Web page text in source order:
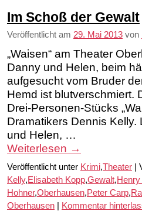
Im Schoß der Gewalt
Veröffentlicht am 29. Mai 2013 von
„Waisen“ am Theater
Danny und Helen, beim
aufgesucht vom Bruder
Hemd ist blutverschmiert.
Drei-Personen-Stücks
Dramatikers Dennis Kelly.
und Helen, …
Weiterlesen →
Veröffentlicht unter Krimi,Theater
Kelly,Elisabeth Kopp,Gewalt,
Hohner,Oberhausen,Peter Carp,
Oberhausen
Kommentar